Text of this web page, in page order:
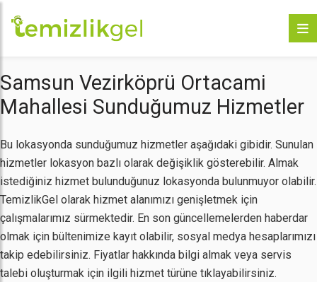
Samsun Vezirköprü Ortacami
Mahallesi Sunduğumuz Hizmetler
Bu lokasyonda sunduğumuz hizmetler aşağıdaki gibidir. Sunulan
hizmetler lokasyon bazlı olarak değişiklik gösterebilir. Almak
istediğiniz hizmet bulunduğunuz lokasyonda bulunmuyor olabilir.
TemizlikGel olarak hizmet alanımızı genişletmek için
çalışmalarımız sürmektedir. En son güncellemelerden haberdar
olmak için bültenimize kayıt olabilir, sosyal medya hesaplarımızı
takip edebilirsiniz. Fiyatlar hakkında bilgi almak veya servis
talebi oluşturmak için ilgili hizmet türüne tıklayabilirsiniz.